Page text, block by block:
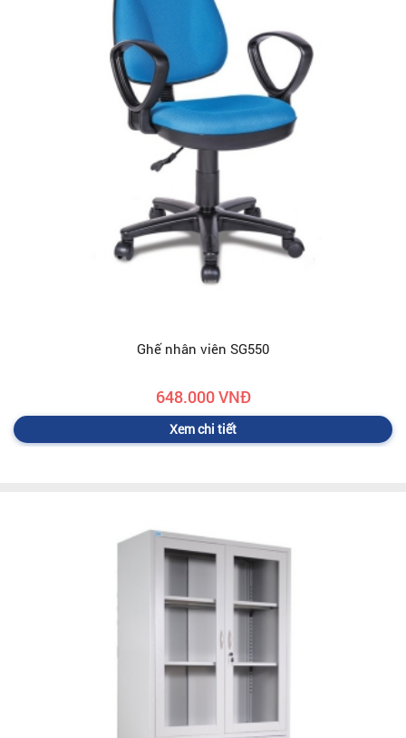
Ghế nhân viên SG550
648.000 VNĐ
Xem chi tiết